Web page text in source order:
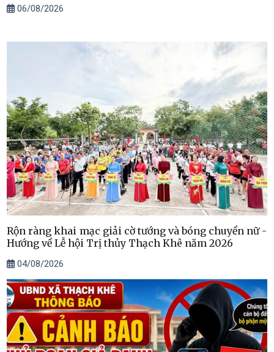
06/08/2026
Rộn ràng khai mạc giải cờ tướng và bóng chuyền nữ -
Hướng về Lễ hội Trị thủy Thạch Khê năm 2026
04/08/2026